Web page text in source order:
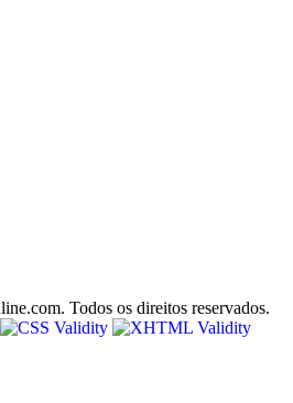
Todos os direitos reservados.